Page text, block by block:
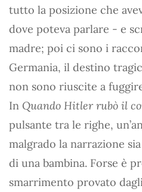
tutto la posizione che
dove poteva parlare - e
madre; poi ci sono i
Germania, il destino
non sono riuscite a
In Quando Hitler rubò il
pulsante tra le righe,
malgrado la narrazione
di una bambina. Forse è
smarrimento provato